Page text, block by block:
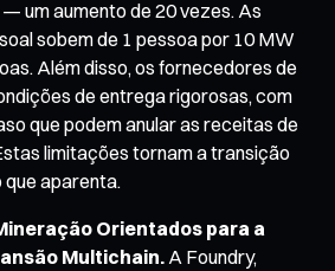
um aumento de 20 vezes. As
sobem de 1 pessoa por 10 MW
Além disso, os fornecedores de
de entrega rigorosas, com
que podem anular as receitas de
limitações tornam a transição
que aparenta.
Orientados para a
Multichain. A Foundry,